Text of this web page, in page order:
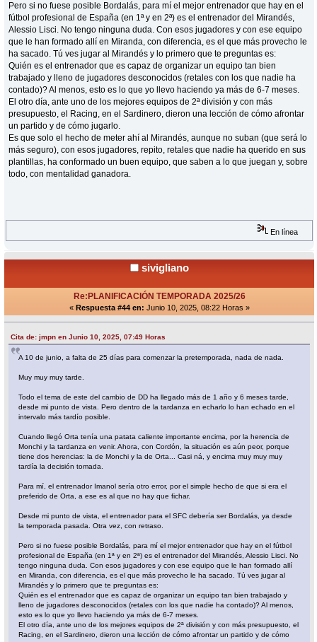
Pero si no fuese posible Bordalás, para mí el mejor entrenador que hay en el
fútbol profesional de España (en 1ª y en 2ª) es el entrenador del Mirandés,
Alessio Lisci. No tengo ninguna duda. Con esos jugadores y con ese equipo
que le han formado allí en Miranda, con diferencia, es el que más provecho le
ha sacado. Tú ves jugar al Mirandés y lo primero que te preguntas es:
Quién es el entrenador que es capaz de organizar un equipo tan bien
trabajado y lleno de jugadores desconocidos (retales con los que nadie ha
contado)? Al menos, esto es lo que yo llevo haciendo ya más de 6-7 meses.
El otro día, ante uno de los mejores equipos de 2ª división y con más
presupuesto, el Racing, en el Sardinero, dieron una lección de cómo afrontar
un partido y de cómo jugarlo.
Es que solo el hecho de meter ahí al Mirandés, aunque no suban (que será lo
más seguro), con esos jugadores, repito, retales que nadie ha querido en sus
plantillas, ha conformado un buen equipo, que saben a lo que juegan y, sobre
todo, con mentalidad ganadora.
En línea
sivigliano
Re:PLANIFICACIÓN TEMPORADA 2025/26
« Respuesta #44 en: Junio 10, 2025, 08:22 Horas »
Cita de: jmpn en Junio 10, 2025, 07:49 Horas
A 10 de junio, a falta de 25 días para comenzar la pretemporada, nada de nada.
Muy muy muy tarde.
Todo el tema de este del cambio de DD ha llegado más de 1 año y 6 meses tarde,
desde mi punto de vista. Pero dentro de la tardanza en echarlo lo han echado en el
intervalo más tardío posible.
Cuando llegó Orta tenía una patata caliente importante encima, por la herencia de
Monchi y la tardanza en venir. Ahora, con Cordón, la situación es aún peor, porque
tiene dos herencias: la de Monchi y la de Orta... Casi ná, y encima muy muy muy
tardía la decisión tomada.
Para mí, el entrenador Imanol sería otro error, por el simple hecho de que si era el
preferido de Orta, a ese es al que no hay que fichar.
Desde mi punto de vista, el entrenador para el SFC debería ser Bordalás, ya desde
la temporada pasada. Otra vez, con retraso.
Pero si no fuese posible Bordalás, para mí el mejor entrenador que hay en el fútbol
profesional de España (en 1ª y en 2ª) es el entrenador del Mirandés, Alessio Lisci. No
tengo ninguna duda. Con esos jugadores y con ese equipo que le han formado allí
en Miranda, con diferencia, es el que más provecho le ha sacado. Tú ves jugar al
Mirandés y lo primero que te preguntas es:
Quién es el entrenador que es capaz de organizar un equipo tan bien trabajado y
lleno de jugadores desconocidos (retales con los que nadie ha contado)? Al menos,
esto es lo que yo llevo haciendo ya más de 6-7 meses.
El otro día, ante uno de los mejores equipos de 2ª división y con más presupuesto, el
Racing, en el Sardinero, dieron una lección de cómo afrontar un partido y de cómo